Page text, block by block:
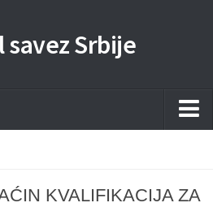
savez Srbije
KVALIFIKACIJA ZA